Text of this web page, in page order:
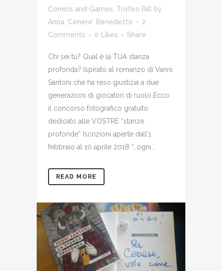
Comics and Games Trofeo Rill by
Anna 'Cenere' Benedetto
2
Comments
0 Likes Share
Chi sei tu? Qual è la TUA stanza
profonda? Ispirato al romanzo di Vanni
Santoni che ha reso giustizia a due
generazioni di giocatori di ruolo Ecco
il concorso fotografico gratuito
dedicato alle VOSTRE “stanze
profonde” Iscrizioni aperte dall’1
febbraio al 10 aprile 2018 “…ogni...
READ MORE